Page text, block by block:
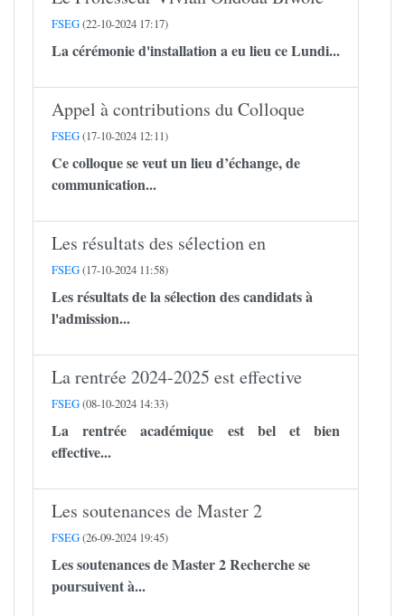
FSEG(22-10-2024 17:17)
La cérémonie d'installation a eu lieu ce Lundi...
Appel à contributions du Colloque
FSEG(17-10-2024 12:11)
Ce colloque se veut un lieu d’échange, de
communication...
Les résultats des sélection en
FSEG(17-10-2024 11:58)
Les résultats de la sélection des candidats à
l'admission...
La rentrée 2024-2025 est effective
FSEG(08-10-2024 14:33)
La rentrée académique est bel et bien
effective...
Les soutenances de Master 2
FSEG(26-09-2024 19:45)
Les soutenances de Master 2 Recherche se
poursuivent à...